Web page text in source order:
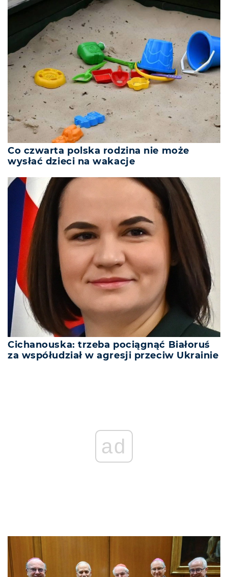
Co czwarta polska rodzina nie może
wysłać dzieci na wakacje
Cichanouska: trzeba pociągnąć Białoruś
za współudział w agresji przeciw Ukrainie
ad